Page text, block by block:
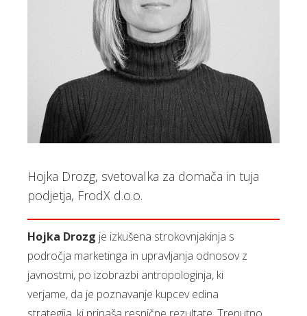
Hojka Drozg, svetovalka za domača in tuja
podjetja, FrodX d.o.o.
Hojka Drozg je izkušena strokovnjakinja s
področja marketinga in upravljanja odnosov z
javnostmi, po izobrazbi antropologinja, ki
verjame, da je poznavanje kupcev edina